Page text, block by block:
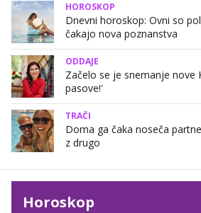
HOROSKOP
Dnevni horoskop: Ovni so
čakajo nova poznanstva
ODDAJE
Začelo se je snemanje nove
pasove!'
TRAČI
Doma ga čaka noseča
z drugo
Horoskop